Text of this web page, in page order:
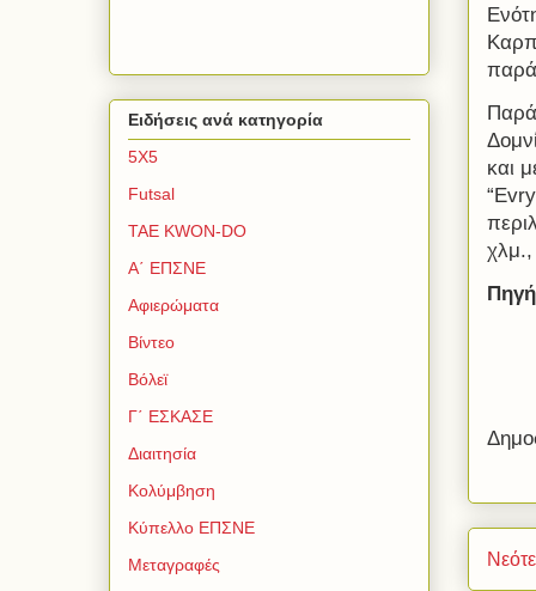
και
χλμ.,
Ειδήσεις ανά κατηγορία
5Χ5
Futsal
TAE KWON-DO
Α΄ ΕΠΣΝΕ
Αφιερώματα
Βίντεο
Βόλεϊ
Γ΄ ΕΣΚΑΣΕ
Διαιτησία
Κολύμβηση
Κύπελλο ΕΠΣΝΕ
Μεταγραφές